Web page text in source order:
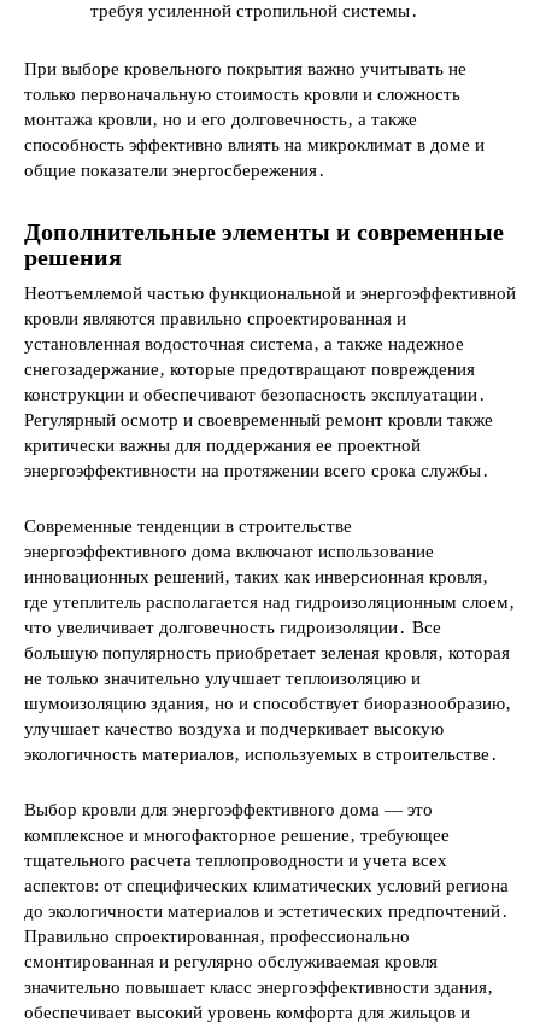
требуя усиленной стропильной системы․
При выборе кровельного покрытия важно учитывать не
только первоначальную стоимость кровли и сложность
монтажа кровли‚ но и его долговечность‚ а также
способность эффективно влиять на микроклимат в доме и
общие показатели энергосбережения․
Дополнительные элементы и современные
решения
Неотъемлемой частью функциональной и энергоэффективной
кровли являются правильно спроектированная и
установленная водосточная система‚ а также надежное
снегозадержание‚ которые предотвращают повреждения
конструкции и обеспечивают безопасность эксплуатации․
Регулярный осмотр и своевременный ремонт кровли также
критически важны для поддержания ее проектной
энергоэффективности на протяжении всего срока службы․
Современные тенденции в строительстве
энергоэффективного дома включают использование
инновационных решений‚ таких как инверсионная кровля‚
где утеплитель располагается над гидроизоляционным слоем‚
что увеличивает долговечность гидроизоляции․ Все
большую популярность приобретает зеленая кровля‚ которая
не только значительно улучшает теплоизоляцию и
шумоизоляцию здания‚ но и способствует биоразнообразию‚
улучшает качество воздуха и подчеркивает высокую
экологичность материалов‚ используемых в строительстве․
Выбор кровли для энергоэффективного дома — это
комплексное и многофакторное решение‚ требующее
тщательного расчета теплопроводности и учета всех
аспектов: от специфических климатических условий региона
до экологичности материалов и эстетических предпочтений․
Правильно спроектированная‚ профессионально
смонтированная и регулярно обслуживаемая кровля
значительно повышает класс энергоэффективности здания‚
обеспечивает высокий уровень комфорта для жильцов и